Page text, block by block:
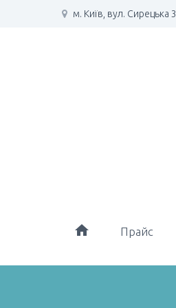
м. Київ, вул. Сирецька
home Прайс